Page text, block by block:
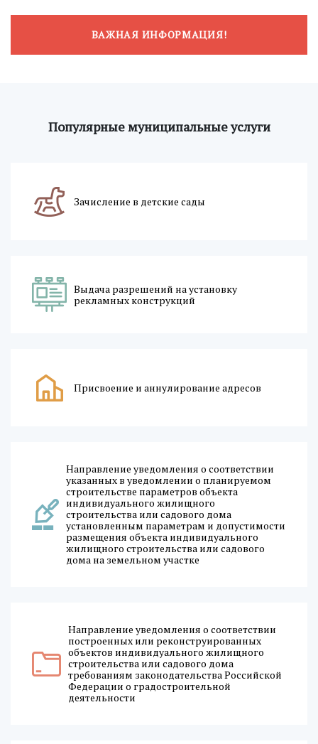
ВАЖНАЯ ИНФОРМАЦИЯ!
Популярные муниципальные услуги
Зачисление в детские сады
Выдача разрешений на установку
рекламных конструкций
Присвоение и аннулирование адресов
Направление уведомления о соответствии
указанных в уведомлении о планируемом
строительстве параметров объекта
индивидуального жилищного
строительства или садового дома
установленным параметрам и допустимости
размещения объекта индивидуального
жилищного строительства или садового
дома на земельном участке
Направление уведомления о соответствии
построенных или реконструированных
объектов индивидуального жилищного
строительства или садового дома
требованиям законодательства Российской
Федерации о градостроительной
деятельности